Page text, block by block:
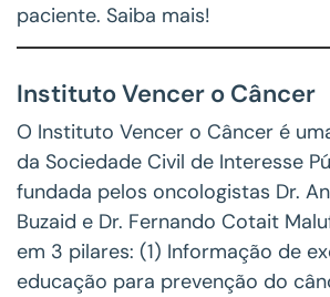
paciente. Saiba mais!
Instituto Vencer o Câncer
O Instituto Vencer o Câncer é
da Sociedade Civil de Interesse
fundada pelos oncologistas Dr.
Buzaid e Dr. Fernando Cotait
em 3 pilares: (1) Informação de
educação para prevenção do